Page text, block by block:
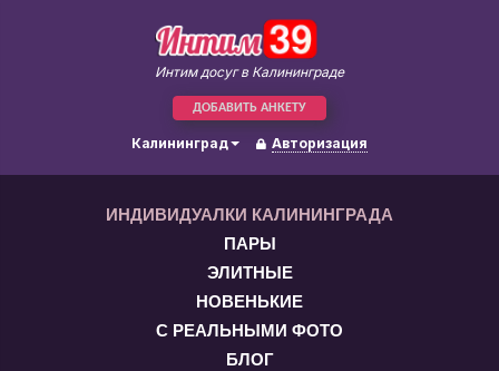
Интим досуг в Калининграде
ДОБАВИТЬ АНКЕТУ
Калининград Авторизация
ИНДИВИДУАЛКИ КАЛИНИНГРАДА
ПАРЫ
ЭЛИТНЫЕ
НОВЕНЬКИЕ
С РЕАЛЬНЫМИ ФОТО
БЛОГ